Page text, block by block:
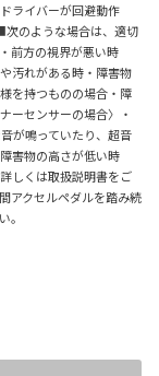
ライバーが回避動作
のような場合は、適切
前方の視界が悪い時
汚れがある時・障害物
を持つものの場合・障
ーセンサーの場合〉・
が鳴っていたり、超音
害物の高さが低い時
しくは取扱説明書をご
アクセルペダルを踏み続
。